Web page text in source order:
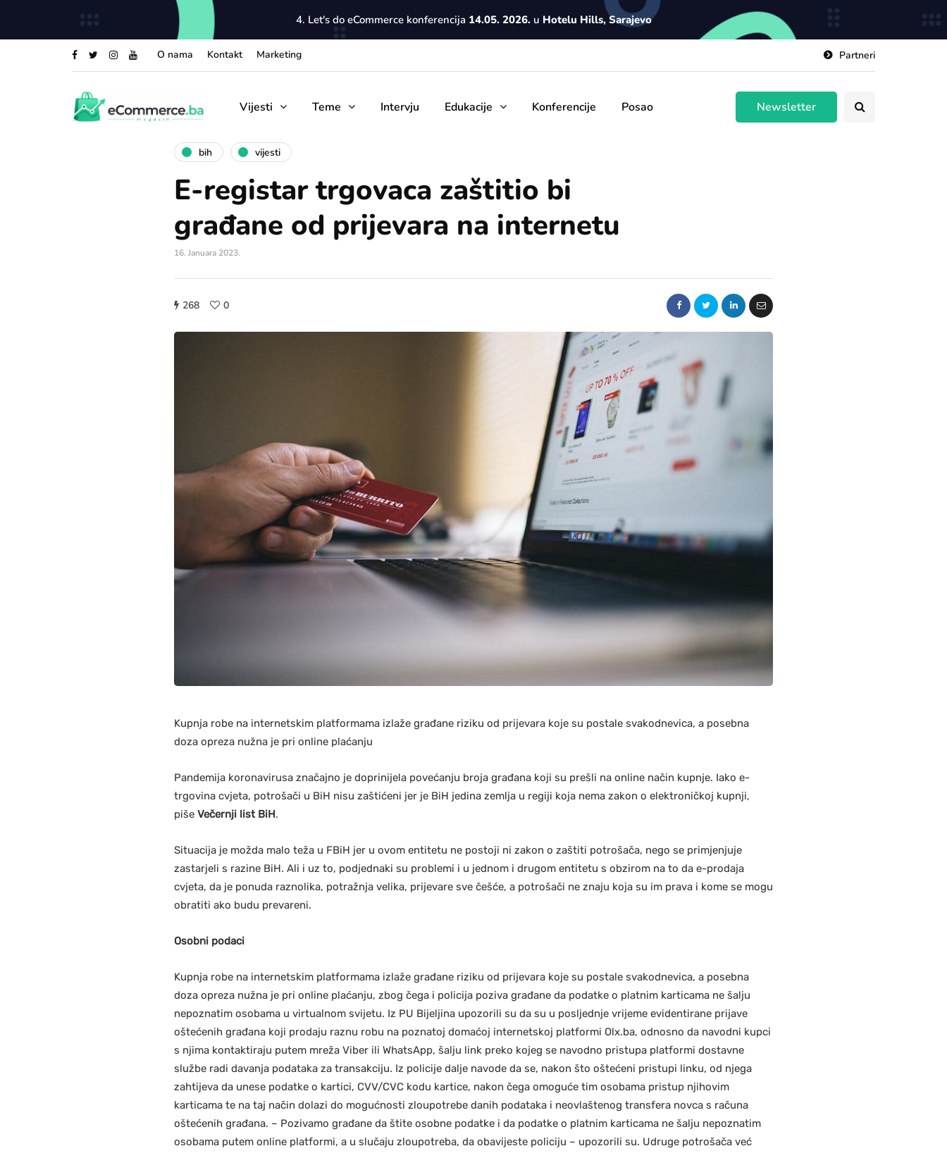
4. Let's do eCommerce konferencija 14.05. 2026.u Hotelu Hills, Sarajevo
O nama Kontakt Marketing Partneri
Vijesti Teme Intervju Edukacije Konferencije Posao Newsletter
bih vijesti
E-registar trgovaca zaštitio bi
građane od prijevara na internetu
16. Januara 2023.
268 0
Kupnja robe na internetskim platformama izlaže građane riziku od prijevara koje su postale svakodnevica, a posebna
doza opreza nužna je pri online plaćanju
Pandemija koronavirusa značajno je doprinijela povećanju broja građana koji su prešli na online način kupnje. Iako e-
trgovina cvjeta, potrošači u BiH nisu zaštićeni jer je BiH jedina zemlja u regiji koja nema zakon o elektroničkoj kupnji,
piše Večernji list BiH.
Situacija je možda malo teža u FBiH jer u ovom entitetu ne postoji ni zakon o zaštiti potrošača, nego se primjenjuje
zastarjeli s razine BiH. Ali i uz to, podjednaki su problemi i u jednom i drugom entitetu s obzirom na to da e-prodaja
cvjeta, da je ponuda raznolika, potražnja velika, prijevare sve češće, a potrošači ne znaju koja su im prava i kome se mogu
obratiti ako budu prevareni.
Osobni podaci
Kupnja robe na internetskim platformama izlaže građane riziku od prijevara koje su postale svakodnevica, a posebna
doza opreza nužna je pri online plaćanju, zbog čega i policija poziva građane da podatke o platnim karticama ne šalju
nepoznatim osobama u virtualnom svijetu. Iz PU Bijeljina upozorili su da su u posljednje vrijeme evidentirane prijave
oštećenih građana koji prodaju raznu robu na poznatoj domaćoj internetskoj platformi Olx.ba, odnosno da navodni kupci
s njima kontaktiraju putem mreža Viber ili WhatsApp, šalju link preko kojeg se navodno pristupa platformi dostavne
službe radi davanja podataka za transakciju. Iz policije dalje navode da se, nakon što oštećeni pristupi linku, od njega
zahtijeva da unese podatke o kartici, CVV/CVC kodu kartice, nakon čega omoguće tim osobama pristup njihovim
karticama te na taj način dolazi do mogućnosti zloupotrebe danih podataka i neovlaštenog transfera novca s računa
oštećenih građana. – Pozivamo građane da štite osobne podatke i da podatke o platnim karticama ne šalju nepoznatim
osobama putem online platformi, a u slučaju zloupotreba, da obavijeste policiju – upozorili su. Udruge potrošača već